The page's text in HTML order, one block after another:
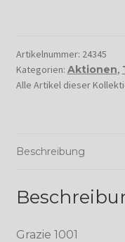
Artikelnummer: 24345
Kategorien: Aktionen,
Alle Artikel dieser
Beschreibung
Grazie 1001